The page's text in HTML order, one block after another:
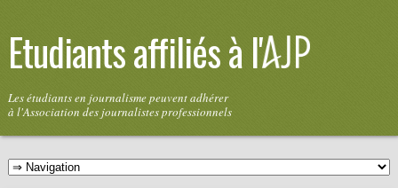
Etudiants affiliés à l'
Les étudiants en journalisme peuvent adhérer
à l'Association des journalistes professionnels